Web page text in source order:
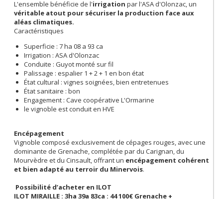
L'ensemble bénéficie de l'irrigation par l'ASA d'Olonzac, un
véritable atout pour sécuriser la production face aux
aléas climatiques.
Caractéristiques
Superficie : 7 ha 08 a 93 ca
Irrigation : ASA d'Olonzac
Conduite : Guyot monté sur fil
Palissage : espalier 1 + 2 + 1 en bon état
État cultural : vignes soignées, bien entretenues
État sanitaire : bon
Engagement : Cave coopérative L'Ormarine
le vignoble est conduit en HVE
Encépagement
Vignoble composé exclusivement de cépages rouges, avec une
dominante de Grenache, complétée par du Carignan, du
Mourvèdre et du Cinsault, offrant un encépagement cohérent
et bien adapté au terroir du Minervois.
Possibilité d’acheter en ILOT
ILOT MIRAILLE : 3ha 39a 83ca : 44 100€ Grenache +